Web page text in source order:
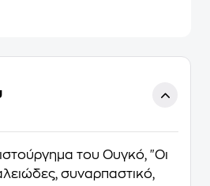
του Ουγκό, "Οι
συναρπαστικό,